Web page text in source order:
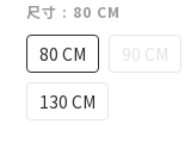
尺寸 : 80 CM
80 CM 90 CM
130 CM